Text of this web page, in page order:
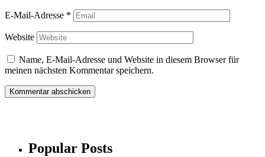
E-Mail-Adresse *
Website
Name, E-Mail-Adresse und Website in diesem Browser für
meinen nächsten Kommentar speichern.
Popular Posts